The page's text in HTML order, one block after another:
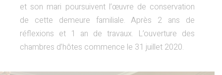
et son mari poursuivent l’œuvre de conservation
de cette demeure familiale. Après 2 ans de
réflexions et 1 an de travaux. L’ouverture des
chambres d’hôtes commence le 31 juillet 2020.